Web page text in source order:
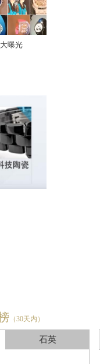
曝光
（30天内）
石英